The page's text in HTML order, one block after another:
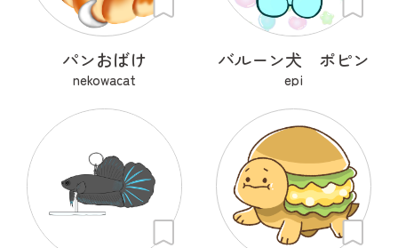
パンおばけ
nekowacat
バルーン犬 ポピン
epi